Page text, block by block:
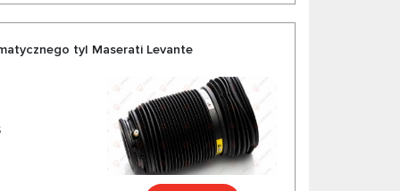
tyl Maserati Levante